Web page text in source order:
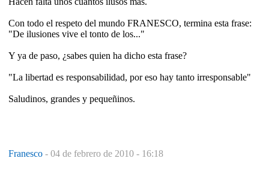
Con todo el respeto del mundo FRANESCO, termina esta frase:
"De ilusiones vive el tonto de los..."
Y ya de paso, ¿sabes quien ha dicho esta frase?
"La libertad es responsabilidad, por eso hay tanto irresponsable"
Saludinos, grandes y pequeñinos.
Franesco - 04 de febrero de 2010 - 16:18